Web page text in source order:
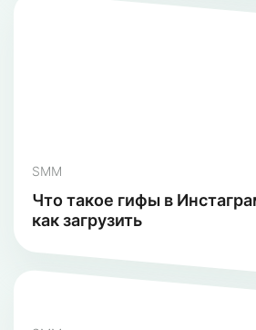
SMM
Что такое гифы в
как загрузить